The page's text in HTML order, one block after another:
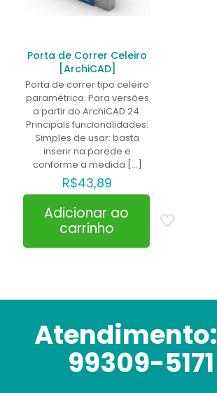
Porta de Correr Celeiro
[ArchiCAD]
Porta de correr tipo celeiro
paramétrica. Para versões
a partir do ArchiCAD 24.
Principais funcionalidades:
Simples de usar: basta
inserir na parede e
conforme a medida […]
R$43,89
Adicionar ao
carrinho
Atendimento:
99309-5171